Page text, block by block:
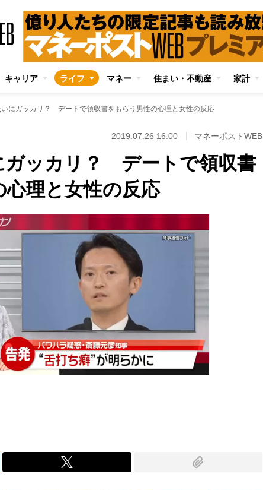
キャリア ライフ マネー 住まい・不動産 家計
いにガッカリ？ デートで領収書をもらう男性の心理と女性の反応
2019.07.26 16:00 マネーポストWEB
ガッカリ？ デートで領収書
心理と女性の反応